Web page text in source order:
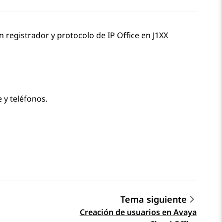
registrador y protocolo deIP Officeen J1XX
y teléfonos.
Tema siguiente
Creación de usuarios en Avaya